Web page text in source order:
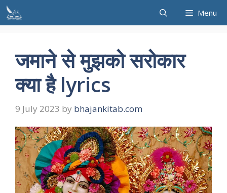
Skip
to
Menu
जमाने से मुझको सरोकार
क्या है lyrics
9 July 2023 by bhajankitab.com